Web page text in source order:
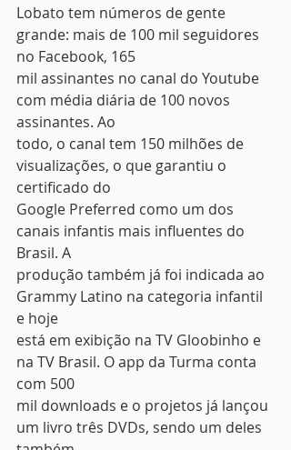
Lobato tem números de gente
grande: mais de 100 mil seguidores
no Facebook, 165
mil assinantes no canal do Youtube
com média diária de 100 novos
assinantes. Ao
todo, o canal tem 150 milhões de
visualizações, o que garantiu o
certificado do
Google Preferred como um dos
canais infantis mais influentes do
Brasil. A
produção também já foi indicada ao
Grammy Latino na categoria infantil
e hoje
está em exibição na TV Gloobinho e
na TV Brasil. O app da Turma conta
com 500
mil downloads e o projetos já lançou
um livro três DVDs, sendo um deles